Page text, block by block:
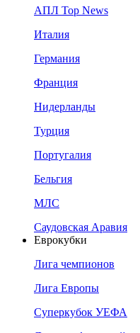
АПЛ Top News
Италия
Германия
Франция
Нидерланды
Турция
Португалия
Бельгия
МЛС
Саудовская Аравия
Еврокубки
Лига чемпионов
Лига Европы
Суперкубок УЕФА